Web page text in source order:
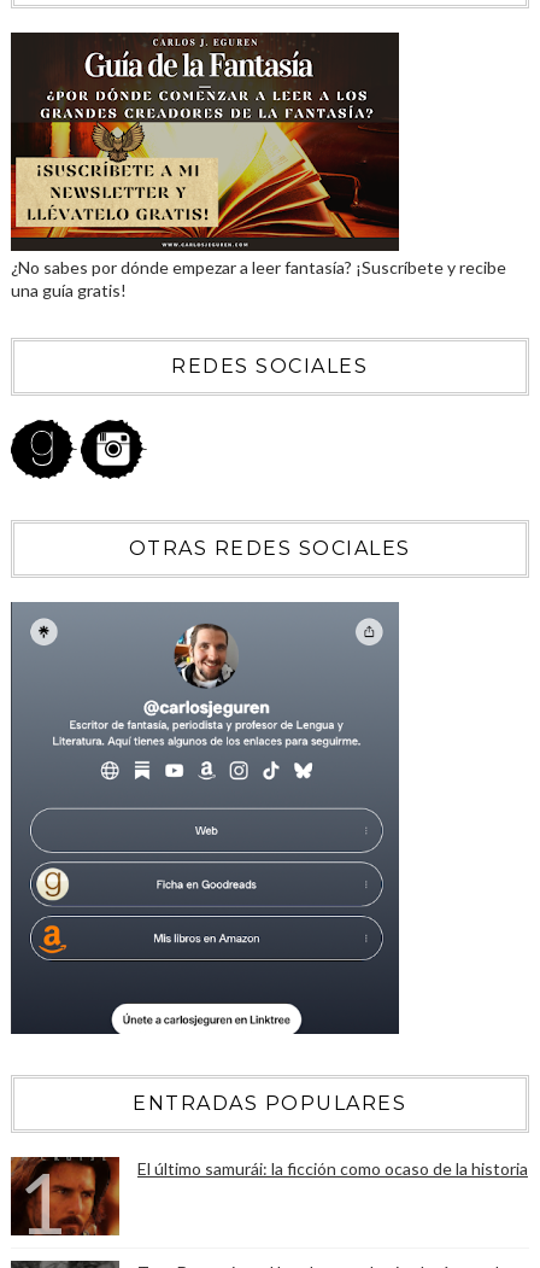
¿No sabes por dónde empezar a leer fantasía? ¡Suscríbete y recibe
una guía gratis!
REDES SOCIALES
OTRAS REDES SOCIALES
ENTRADAS POPULARES
El último samurái: la ficción como ocaso de la historia